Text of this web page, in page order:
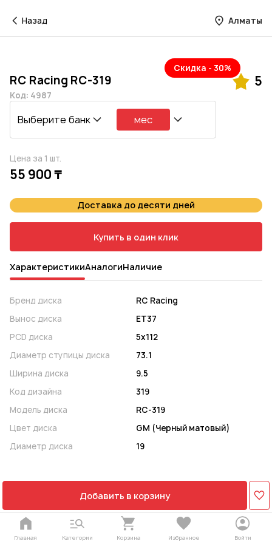
Назад Алматы
Скидка - 30%
RC Racing RC-319 5
Код: 4987
Выберите банк мес
Цена за 1 шт.
55 900 ₸
Доставка до десяти дней
Купить в один клик
ХарактеристикиАналогиНаличие
Бренд диска
RC Racing
Вынос диска
ET37
PCD диска
5x112
Диаметр ступицы диска
73.1
Ширина диска
9.5
Код дизайна
319
Модель диска
RC-319
Цвет диска
GM (Черный матовый)
Диаметр диска
19
Добавить в корзину
Главная Категории Корзина Избранное Войти